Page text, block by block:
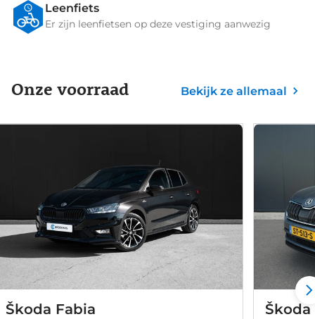
Leenfiets
Er zijn leenfietsen op deze vestiging aanwezig
Onze voorraad Bekijk ze allemaal
Škoda Fabia